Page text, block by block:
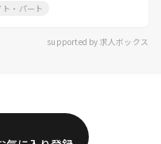
ト・パート
supported by 求人ボックス